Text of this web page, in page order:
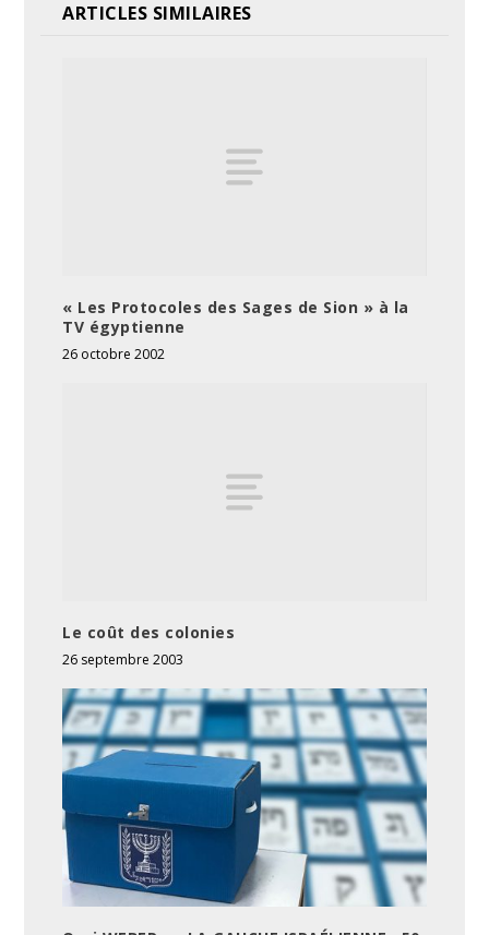
ARTICLES SIMILAIRES
« Les Protocoles des Sages de Sion » à la
TV égyptienne
26 octobre 2002
Le coût des colonies
26 septembre 2003